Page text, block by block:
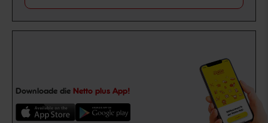
Downloade die Netto plus App!